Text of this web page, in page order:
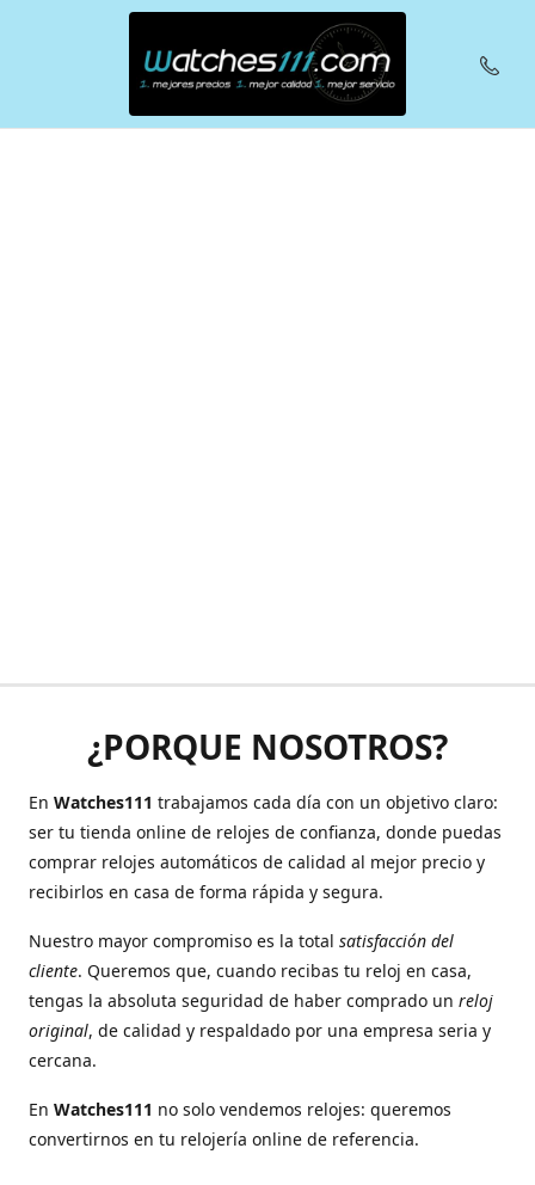
¿PORQUE NOSOTROS?
En Watches111 trabajamos cada día con un objetivo claro:
ser tu tienda online de relojes de confianza, donde puedas
comprar relojes automáticos de calidad al mejor precio y
recibirlos en casa de forma rápida y segura.
Nuestro mayor compromiso es la total satisfacción del
cliente. Queremos que, cuando recibas tu reloj en casa,
tengas la absoluta seguridad de haber comprado un reloj
original, de calidad y respaldado por una empresa seria y
cercana.
En Watches111 no solo vendemos relojes: queremos
convertirnos en tu relojería online de referencia.